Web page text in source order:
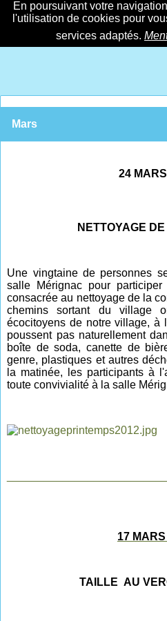
En poursuivant votre
l'utilisation de cookies pour
services adaptés.
Mars
24
NETTOYAGE
Une vingtaine de personnes
salle Mérignac pour
consacrée au nettoyage de la
chemins sortant du village
écocitoyens de notre village, à
poussent pas naturellement
boîte de soda, canette de
genre, plastiques et autres
la matinée, les participants à
toute convivialité à la salle
17
TAILLE AU